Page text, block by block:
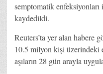
semptomatik
kaydedildi.
Reuters’ta yer alan habere
10.5 milyon kişi üzerindeki
aşıların 28 gün arayla